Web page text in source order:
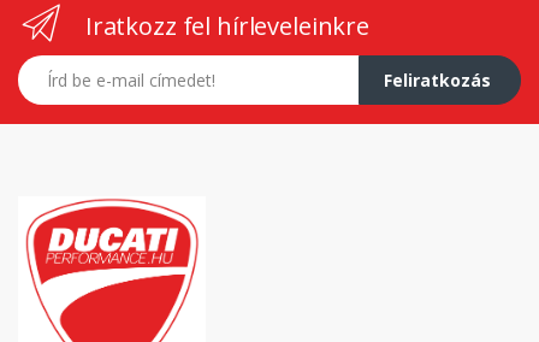
Iratkozz fel hírleveleinkre
E-mail címed
Feliratkozás